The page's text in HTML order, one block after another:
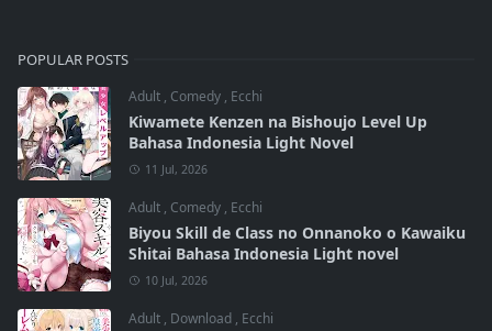
POPULAR POSTS
Adult , Comedy , Ecchi
Kiwamete Kenzen na Bishoujo Level Up
Bahasa Indonesia Light Novel
11 Jul, 2026
Adult , Comedy , Ecchi
Biyou Skill de Class no Onnanoko o Kawaiku
Shitai Bahasa Indonesia Light novel
10 Jul, 2026
Adult , Download , Ecchi